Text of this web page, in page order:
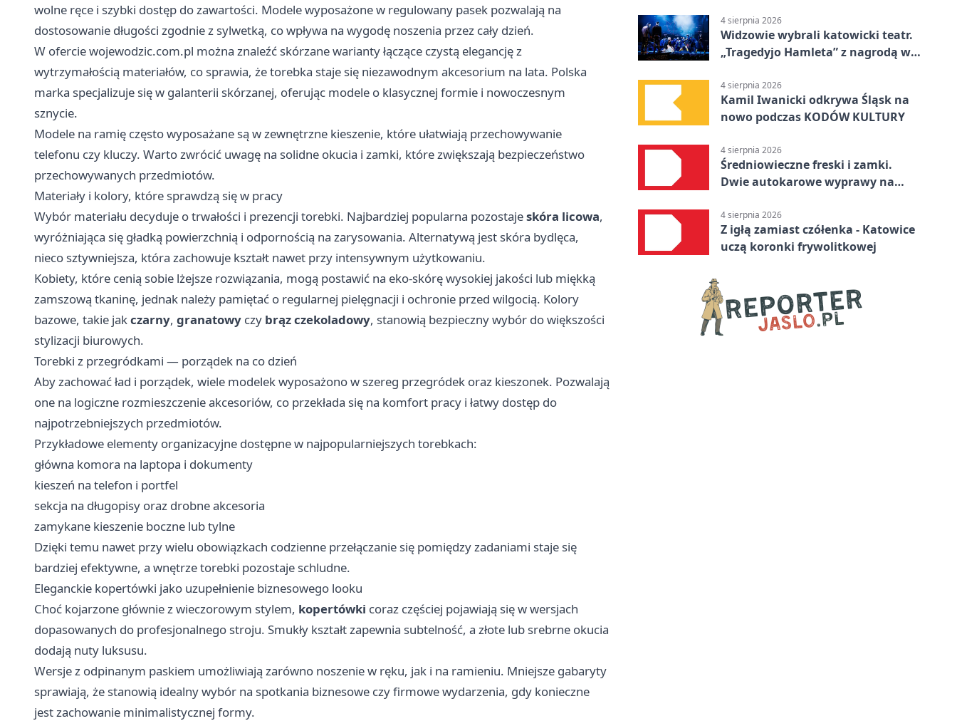
wolne ręce i szybki dostęp do zawartości. Modele wyposażone w regulowany pasek pozwalają na
dostosowanie długości zgodnie z sylwetką, co wpływa na wygodę noszenia przez cały dzień.
W oferciewojewodzic.com.pl można znaleźć skórzane warianty łączące czystą elegancję z
wytrzymałością materiałów, co sprawia, że torebka staje się niezawodnym akcesorium na lata. Polska
marka specjalizuje się w galanterii skórzanej, oferując modele o klasycznej formie i nowoczesnym
sznycie.
Modele na ramię często wyposażane są w zewnętrzne kieszenie, które ułatwiają przechowywanie
telefonu czy kluczy. Warto zwrócić uwagę na solidne okucia i zamki, które zwiększają bezpieczeństwo
przechowywanych przedmiotów.
Materiały i kolory, które sprawdzą się w pracy
Wybór materiału decyduje o trwałości i prezencji torebki. Najbardziej popularna pozostajeskóra licowa,
wyróżniająca się gładką powierzchnią i odpornością na zarysowania. Alternatywą jest skóra bydlęca,
nieco sztywniejsza, która zachowuje kształt nawet przy intensywnym użytkowaniu.
Kobiety, które cenią sobie lżejsze rozwiązania, mogą postawić na eko-skórę wysokiej jakości lub miękką
zamszową tkaninę, jednak należy pamiętać o regularnej pielęgnacji i ochronie przed wilgocią. Kolory
bazowe, takie jakczarny, granatowy czy brąz czekoladowy, stanowią bezpieczny wybór do większości
stylizacji biurowych.
Torebki z przegródkami — porządek na co dzień
Aby zachować ład i porządek, wiele modelek wyposażono w szereg przegródek oraz kieszonek. Pozwalają
one na logiczne rozmieszczenie akcesoriów, co przekłada się na komfort pracy i łatwy dostęp do
najpotrzebniejszych przedmiotów.
Przykładowe elementy organizacyjne dostępne w najpopularniejszych torebkach:
główna komora na laptopa i dokumenty
kieszeń na telefon i portfel
sekcja na długopisy oraz drobne akcesoria
zamykane kieszenie boczne lub tylne
Dzięki temu nawet przy wielu obowiązkach codzienne przełączanie się pomiędzy zadaniami staje się
bardziej efektywne, a wnętrze torebki pozostaje schludne.
Eleganckie kopertówki jako uzupełnienie biznesowego looku
Choć kojarzone głównie z wieczorowym stylem, kopertówki coraz częściej pojawiają się w wersjach
dopasowanych do profesjonalnego stroju. Smukły kształt zapewnia subtelność, a złote lub srebrne okucia
dodają nuty luksusu.
Wersje z odpinanym paskiem umożliwiają zarówno noszenie w ręku, jak i na ramieniu. Mniejsze gabaryty
sprawiają, że stanowią idealny wybór na spotkania biznesowe czy firmowe wydarzenia, gdy konieczne
jest zachowanie minimalistycznej formy.
4 sierpnia 2026
Widzowie wybrali katowicki teatr.
„Tragedyjo Hamleta” z nagrodą w
4 sierpnia 2026
Kamil Iwanicki odkrywa Śląsk na
nowo podczas KODÓW KULTURY
4 sierpnia 2026
Średniowieczne freski i zamki.
Dwie autokarowe wyprawy na
4 sierpnia 2026
Z igłą zamiast czółenka - Katowice
uczą koronki frywolitkowej